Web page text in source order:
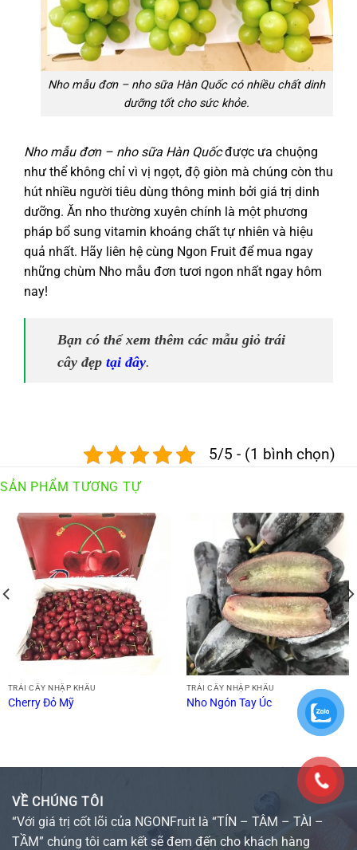
Nho mẫu đơn – nho sữa Hàn Quốc có nhiều chất dinh
dưỡng tốt cho sức khỏe.
Nho mẫu đơn – nho sữa Hàn Quốcđược ưa chuộng
như thể không chỉ vì vị ngọt, độ giòn mà chúng còn thu
hút nhiều người tiêu dùng thông minh bởi giá trị dinh
dưỡng. Ăn nho thường xuyên chính là một phương
pháp bổ sung vitamin khoáng chất tự nhiên và hiệu
quả nhất. Hãy liên hệ cùng Ngon Fruit để mua ngay
những chùm Nho mẫu đơn tươi ngon nhất ngay hôm
nay!
Bạn có thể xem thêm các mẫu giỏ trái
cây đẹp tại đây.
5/5 - (1 bình chọn)
SẢN PHẨM TƯƠNG TỰ
TRÁI CÂY NHẬP KHẨU
Cherry Đỏ Mỹ
TRÁI CÂY NHẬP KHẨU
Nho Ngón Tay Úc
VỀ CHÚNG TÔI
“Với giá trị cốt lõi của NGONFruit là “TÍN – TÂM – TÀI –
TẦM” chúng tôi cam kết sẽ đem đến cho khách hàng